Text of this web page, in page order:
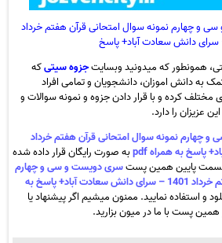
و چهارم نمونه سوال امتحانی قرآن هفتم خرداد
همونطور که میدونید وبسایتجزوه سیتیکه
به دانش اموزان، دانشجویان و تمامی افراد
کرده و با قرار دادن جزوه و نمونه سوالات و
عزیزان را دارد.
چهارم نمونه سوال امتحانی قرآن هفتم خرداد
به صورت رایگان قرار داده شده
قسمت پایین همین پستسری دویست و سی و چهارم
نمونه سوال امتحانی قرآن هفتم خرداد 1401 – سرای دانش سعادت آباد+ پاسخ به
و استفاده نمایید. ممنون میشیم اگر پیشنهاد یا
همین پست با ما در میون بزارید.